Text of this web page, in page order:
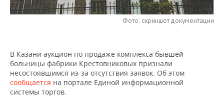
ТЕЛЕКОММУНИКАЦИИ
БИЗНЕС-БРАНЧИ
ОТКРЫТАЯ ЛЕКЦИЯ
ФУТБОЛ
БАСКЕТБОЛ
ВОЛЕЙБОЛ
НОВОСТИ ОБЩЕСТВА
ИНФРАСТРУКТУРА
ИСТОРИЯ
ФОТОГАЛЕРЕЯ
СПРАВОЧНИК
СПИСОК ПЕРСОН
ПОЛНАЯ ВЕРСИЯ
Фото: скриншот документации
В Казани аукцион по продаже комплекса бывшей
больницы фабрики Крестовниковых признали
несостоявшимся из-за отсутствия заявок. Об этом
сообщается на портале Единой информационной
системы торгов.